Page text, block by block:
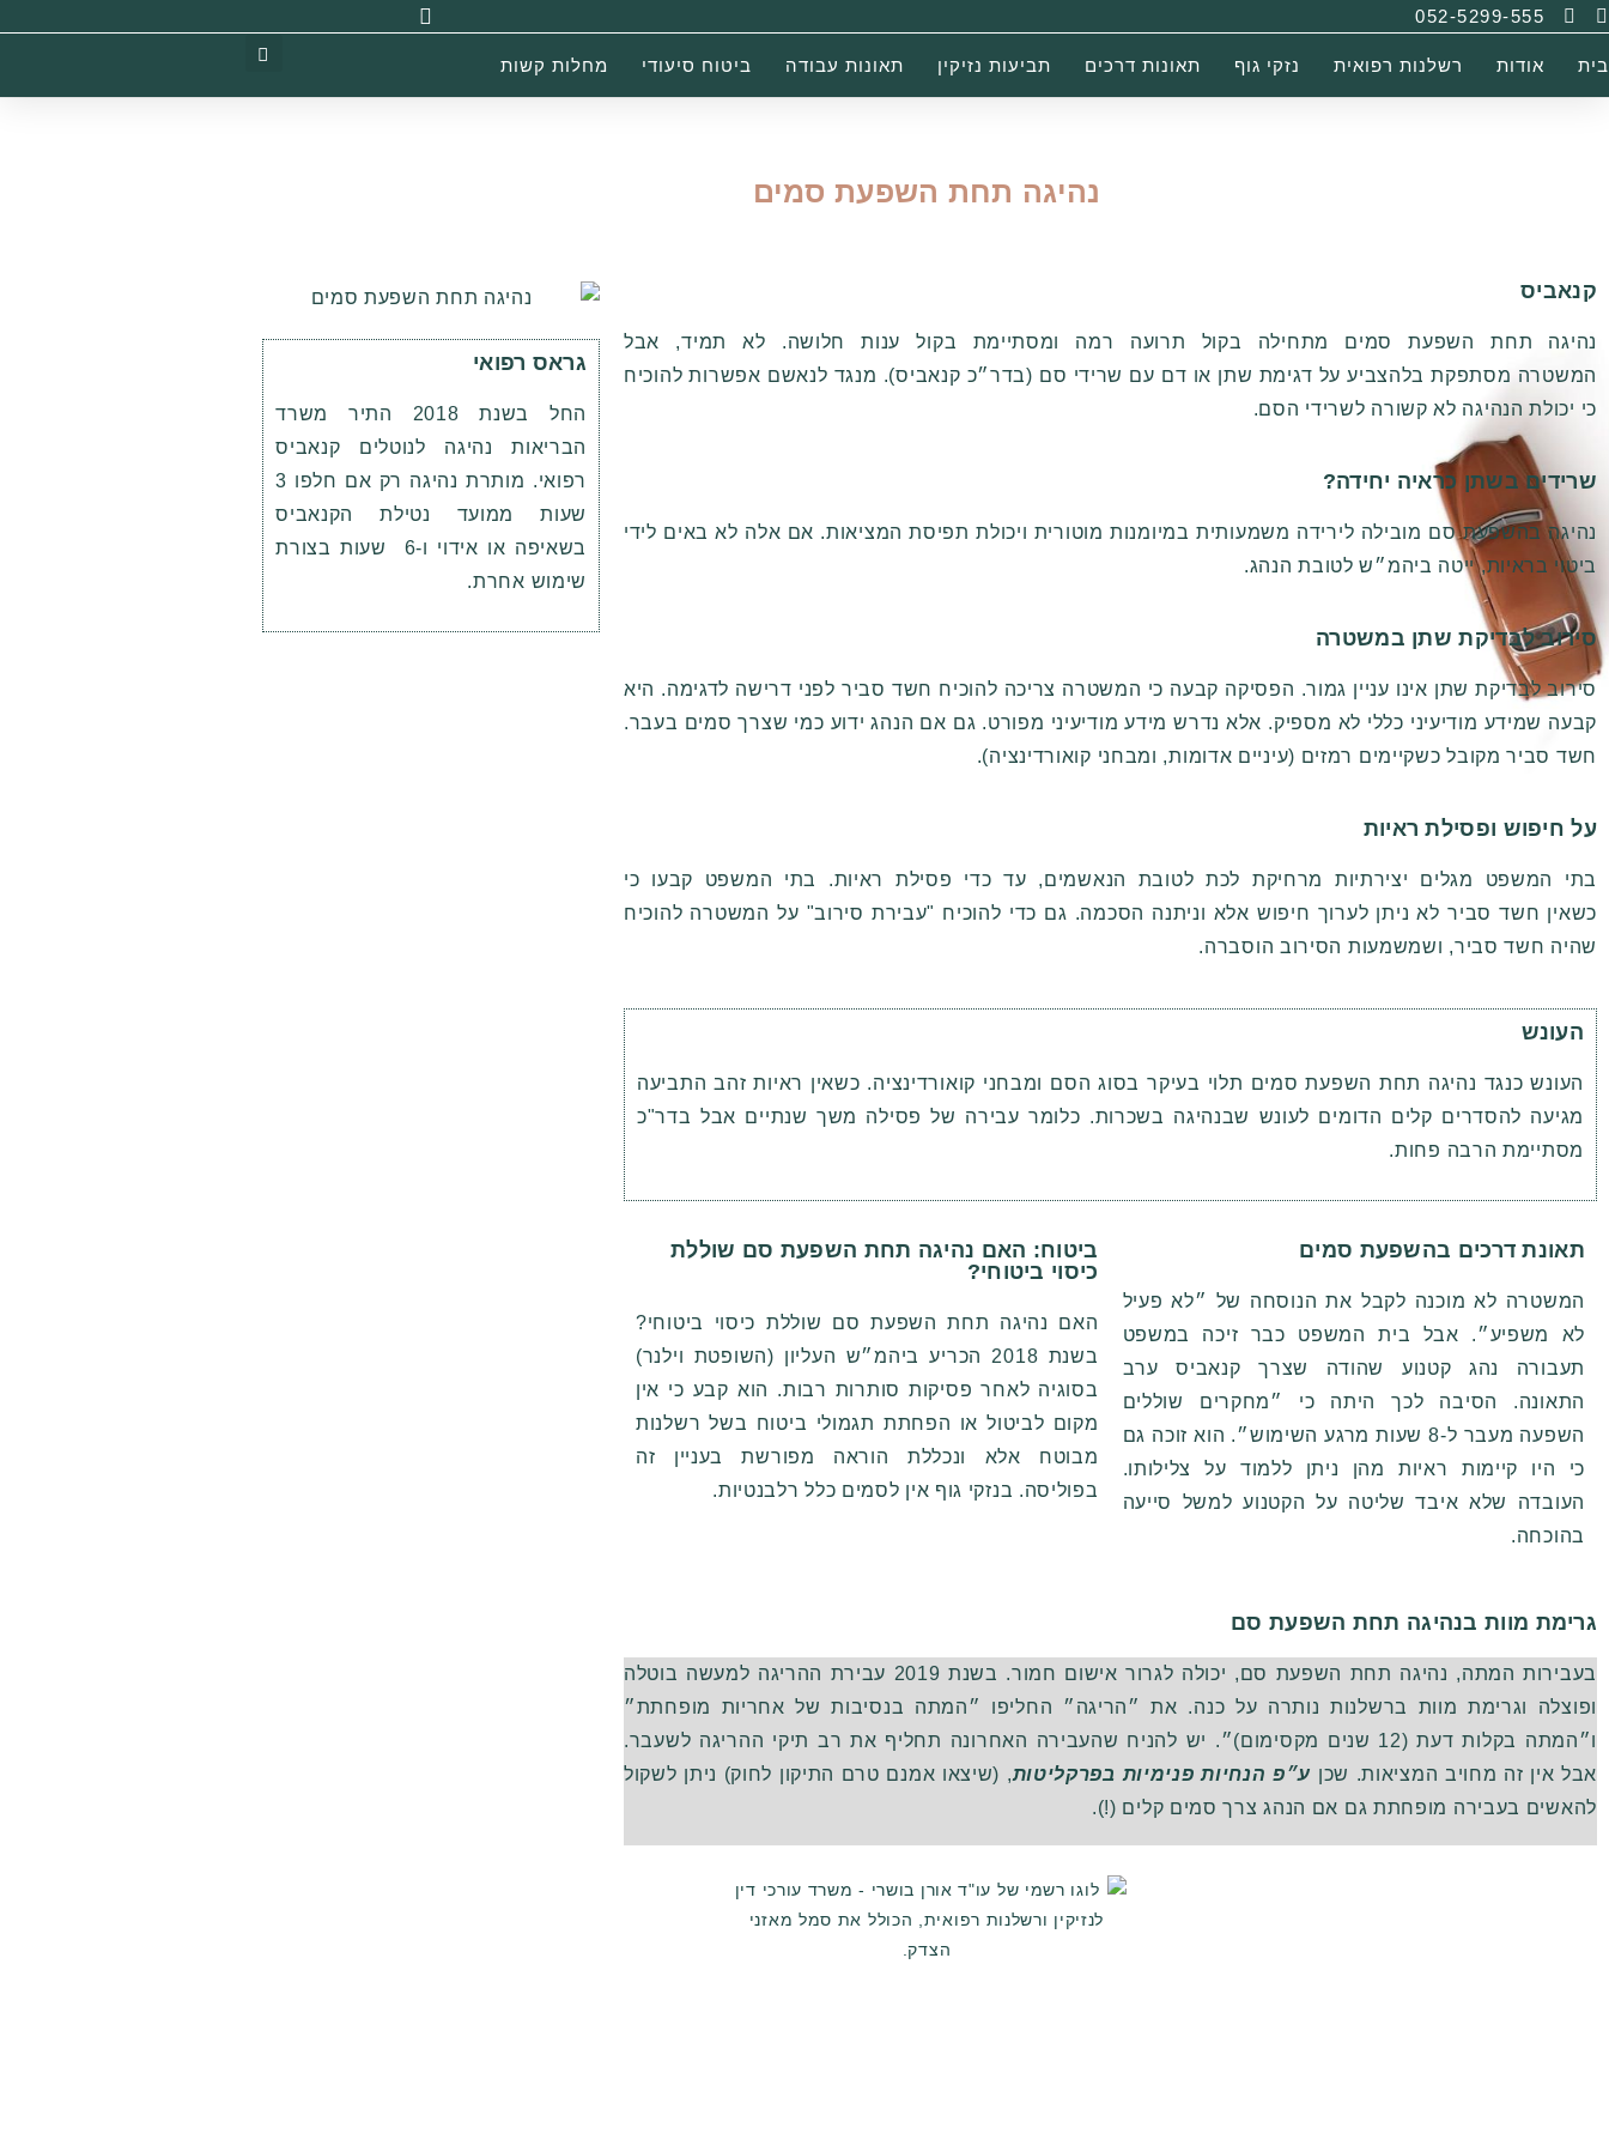
052-5299-555
בית אודות רשלנות רפואית נזקי גוף תאונות דרכים תביעות נזיקין תאונות עבודה ביטוח סיעודי מחלות קשות
נהיגה תחת השפעת סמים
קנאביס
נהיגה תחת השפעת סמים מתחילה בקול תרועה רמה ומסתיימת בקול ענות חלושה. לא תמיד, אבל
המשטרה מסתפקת בלהצביע על דגימת שתן או דם עם שרידי סם (בדר״כ קנאביס). מנגד לנאשם אפשרות להוכיח
כי יכולת הנהיגה לא קשורה לשרידי הסם.
שרידים בשתן כראיה יחידה?
נהיגה בהשפעת סם מובילה לירידה משמעותית במיומנות מוטורית ויכולת תפיסת המציאות. אם אלה לא באים לידי
ביטוי בראיות, ייטה ביהמ״ש לטובת הנהג.
סירוב לבדיקת שתן במשטרה
סירוב לבדיקת שתן אינו עניין גמור. הפסיקה קבעה כי המשטרה צריכה להוכיח חשד סביר לפני דרישה לדגימה. היא
קבעה שמידע מודיעיני כללי לא מספיק. אלא נדרש מידע מודיעיני מפורט. גם אם הנהג ידוע כמי שצרך סמים בעבר.
חשד סביר מקובל כשקיימים רמזים (עיניים אדומות, ומבחני קואורדינציה).
על חיפוש ופסילת ראיות
בתי המשפט מגלים יצירתיות מרחיקת לכת לטובת הנאשמים, עד כדי פסילת ראיות. בתי המשפט קבעו כי
כשאין חשד סביר לא ניתן לערוך חיפוש אלא וניתנה הסכמה. גם כדי להוכיח "עבירת סירוב" על המשטרה להוכיח
שהיה חשד סביר, ושמשמעות הסירוב הוסברה.
העונש
העונש כנגד נהיגה תחת השפעת סמים תלוי בעיקר בסוג הסם ומבחני קואורדינציה. כשאין ראיות זהב התביעה
מגיעה להסדרים קלים הדומים לעונש שבנהיגה בשכרות. כלומר עבירה של פסילה משך שנתיים אבל בדר"כ
מסתיימת הרבה פחות.
תאונת דרכים בהשפעת סמים
המשטרה לא מוכנה לקבל את הנוסחה של ״לא פעיל
לא משפיע״. אבל בית המשפט כבר זיכה במשפט
תעבורה נהג קטנוע שהודה שצרך קנאביס ערב
התאונה. הסיבה לכך היתה כי ״מחקרים שוללים
השפעה מעבר ל-8 שעות מרגע השימוש״. הוא זוכה גם
כי היו קיימות ראיות מהן ניתן ללמוד על צלילותו.
העובדה שלא איבד שליטה על הקטנוע למשל סייעה
בהוכחה.
ביטוח: האם נהיגה תחת השפעת סם שוללת
כיסוי ביטוחי?
האם נהיגה תחת השפעת סם שוללת כיסוי ביטוחי?
בשנת
הכריע ביהמ״ש העליון (השופטת וילנר)
בסוגיה לאחר פסיקות סותרות רבות. הוא קבע כי אין
מקום לביטול או הפחתת תגמולי ביטוח בשל רשלנות
מבוטח אלא ונכללת הוראה מפורשת בעניין זה
בפוליסה. בנזקי גוף אין לסמים כלל רלבנטיות.
גרימת מוות בנהיגה תחת השפעת סם
בעבירות המתה, נהיגה תחת השפעת סם, יכולה לגרור אישום חמור. בשנת
עבירת ההריגה למעשה בוטלה
ופוצלה
וגרימת מוות ברשלנות נותרה על כנה. את ״הריגה״ החליפו ״המתה בנסיבות של אחריות מופחתת״
ו״המתה בקלות דעת(12 שנים מקסימום)״. יש להניח שהעבירה האחרונה תחליף את רב תיקי ההריגה לשעבר.
אבל אין זה מחויב המציאות. שכן ע״פ הנחיות פנימיות בפרקליטות, (שיצאו אמנם טרם התיקון לחוק) ניתן לשקול
להאשים בעבירה מופחתת גם אם הנהג צרך סמים קלים (!).
גראס רפואי
החל בשנת 2018 התיר משרד
הבריאות נהיגה לנוטלים קנאביס
רפואי. מותרת נהיגה רק אם חלפו 3
שעות ממועד נטילת הקנאביס
בשאיפה או אידוי ו-6 שעות בצורת
שימוש אחרת.